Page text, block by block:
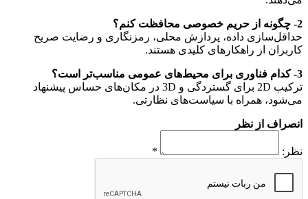
2- چگونه از حریم خصوصی محافظت کنم؟
حداقل‌سازی داده، پردازش محلی، رمزنگاری و رضایت صریح
کاربران از راهکارهای کلیدی هستند.
3- کدام فناوری برای محیط‌های عمومی مناسب‌تر است؟
ترکیب 2D برای گستردگی و 3D در مکان‌های حساس پیشنهاد
می‌شود، همراه با سیاست‌های نظارتی.
انصراف از نظر
نظر: *